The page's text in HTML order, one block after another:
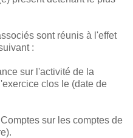
sont réunis à l'effet
:
sur l'activité de la
clos le (date de
sur les comptes de